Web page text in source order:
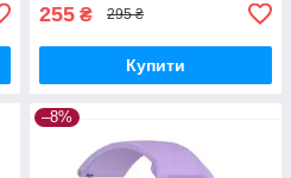
255 ₴ 295 ₴
Купити
–8%